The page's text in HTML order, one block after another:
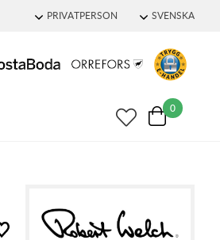
PRIVATPERSON SVENSKA
0